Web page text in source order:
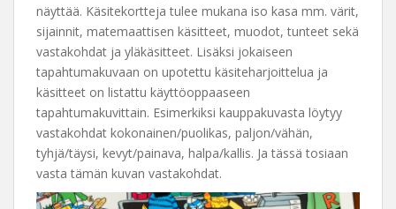
näyttää. Käsitekortteja tulee mukana iso kasa mm. värit,
sijainnit, matemaattisen käsitteet, muodot, tunteet sekä
vastakohdat ja yläkäsitteet. Lisäksi jokaiseen
tapahtumakuvaan on upotettu käsiteharjoittelua ja
käsitteet on listattu käyttöoppaaseen
tapahtumakuvittain. Esimerkiksi kauppakuvasta löytyy
vastakohdat kokonainen/puolikas, paljon/vähän,
tyhjä/täysi, kevyt/painava, halpa/kallis. Ja tässä tosiaan
vasta tämän kuvan vastakohdat.